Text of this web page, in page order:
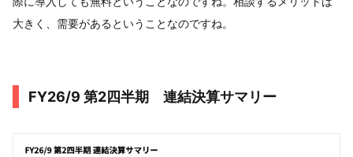
大きく、需要があるということなのですね。
FY26/9 第2四半期 連結決算サマリー